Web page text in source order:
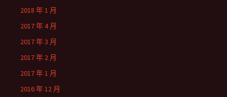
2018 年 1 月
2017 年 4 月
2017 年 3 月
2017 年 2 月
2017 年 1 月
2016 年 12 月